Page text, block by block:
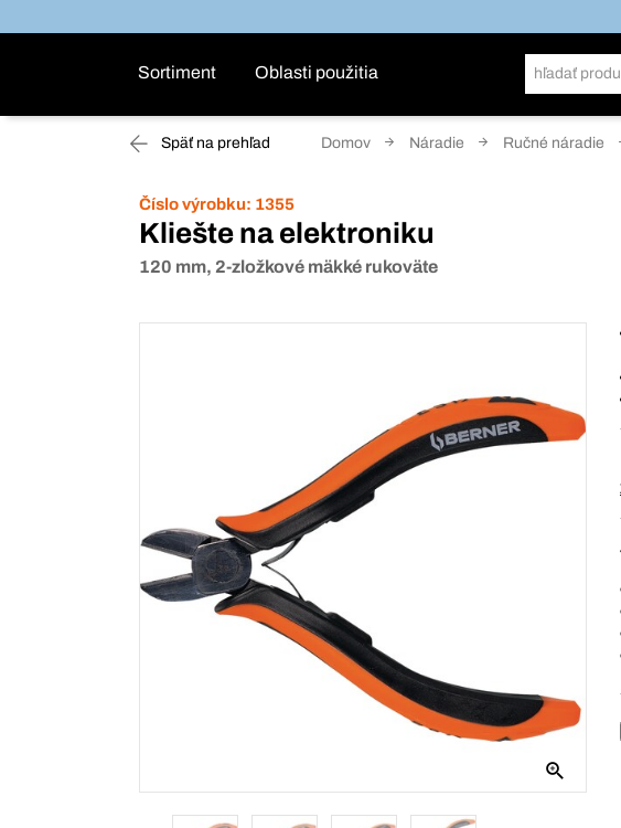
Sortiment Oblasti použitia
Späť na prehľad Domov Náradie Ručné náradie
Číslo výrobku: 1355
Kliešte na elektroniku
120 mm, 2-zložkové mäkké rukoväte